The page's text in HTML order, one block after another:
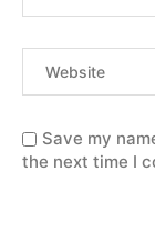
Save my
the next time I